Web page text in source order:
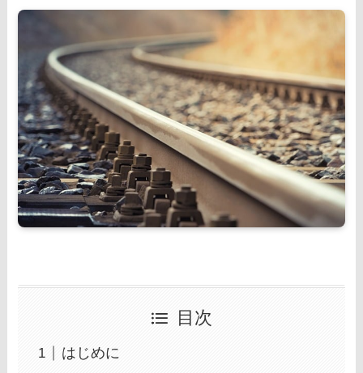
目次
はじめに